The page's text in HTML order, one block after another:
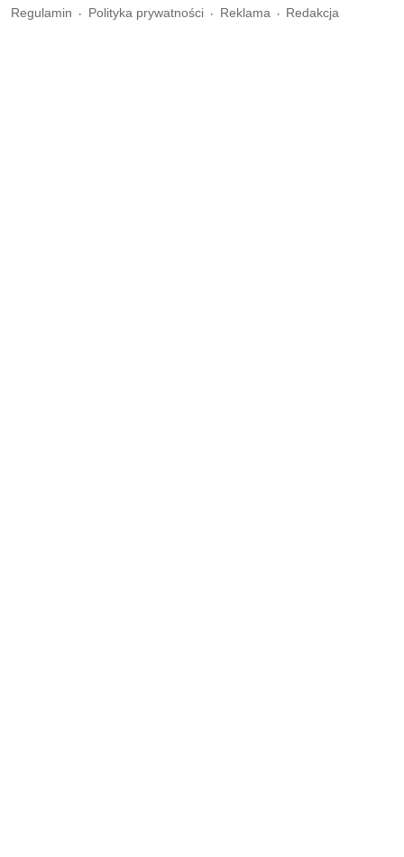
Regulamin
Polityka prywatności Reklama Redakcja